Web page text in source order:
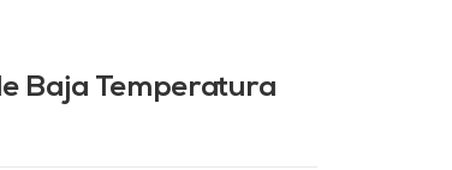
Baja Temperatura